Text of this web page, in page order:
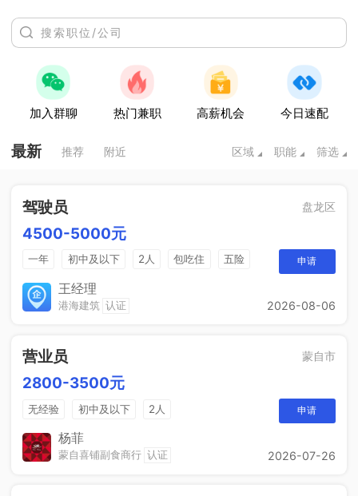
加入群聊 热门兼职 高薪机会 今日速配
最新 推荐 附近 区域 职能 筛选
驾驶员 盘龙区
4500-5000元
一年 初中及以下 2人 包吃住
五险
一个月四天休息
申请
王经理
港海建筑 认证 2026-08-06
营业员 蒙自市
2800-3500元
无经验 初中及以下 2人 申请
杨菲
蒙自喜铺副食商行 认证 2026-07-26